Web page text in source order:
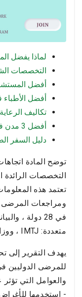
لماذا يفضل
التخصصات
أفضل
أفضل الأطباء
تكاليف
أفضل 3 مدن في تركيا للسياحة العلاجية
دليل السفر
توضح المادة
التخصصات الرائدة
ومراجعات المرضى
في 28 دولة ،
متعددة: IMTJ ، ووزارة الصحة ، و NCBI.
يهدف التقرير إلى
للمرضى الدوليين
والعوامل التي
- استخدمها